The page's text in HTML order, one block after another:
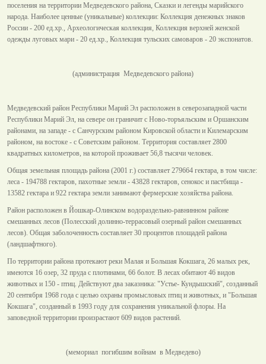
поселения на территории Медведевского района, Сказки и легенды марийского
народа. Наиболее ценные (уникальные) коллекции: Коллекция денежных знаков
России - 200 ед.хр., Археологическая коллекция, Коллекция верхней женской
одежды луговых мари - 20 ед.хр., Коллекция тульских самоваров - 20 экспонатов.
(администрация Медведевского района)
Медведевский район Республики Марий Эл расположен в северозападной части
Республики Марий Эл, на севере он граничит с Ново-торъяльским и Оршанским
районами, на западе - с Санчурским районом Кировской области и Килемарским
районом, на востоке - с Советским районом. Территория составляет 2800
квадратных километров, на которой проживает 56,8 тысячи человек.
Общая земельная площадь района (2001 г.) составляет 279664 гектара, в том числе:
леса - 194788 гектаров, пахотные земли - 43828 гектаров, сенокос и пастбища -
13582 гектара и 922 гектара земли занимают фермерские хозяйства района.
Район расположен в Йошкар-Олинском водораздельно-равнинном районе
смешанных лесов (Полесский долинно-террасовый озерный район смешанных
лесов). Общая заболоченность составляет 30 процентов площадей района
(ландшафтного).
По территории района протекают реки Малая и Большая Кокшага, 26 малых рек,
имеются 16 озер, 32 пруда с плотинами, 66 болот. В лесах обитают 46 видов
животных и 150 - птиц. Действуют два заказника: "Устье- Кундышский", созданный
20 сентября 1968 года с целью охраны промысловых птиц и животных, и "Большая
Кокшага", созданный в 1993 году для сохранения уникальной флоры. На
заповедной территории произрастают 609 видов растений.
(мемориал погибшим войнам в Медведево)